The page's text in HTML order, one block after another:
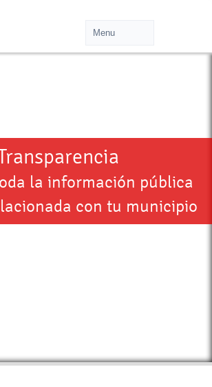
la información pública
con tu municipio